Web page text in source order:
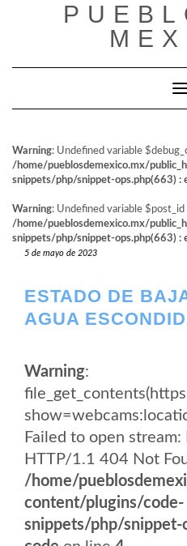
Warning: Undefined variable
/home/pueblosdemexico.mx/
snippets/php/snippet-ops.php(663) :
Warning: Undefined variable $post_id
/home/pueblosdemexico.mx/
snippets/php/snippet-ops.php(663) :
5 de mayo de 2023
ESTADO DE
AGUA
Warning:
Failed to open
HTTP/1.1 404 Not
/home/
content/plugins/code-
snippets/php/snippet-